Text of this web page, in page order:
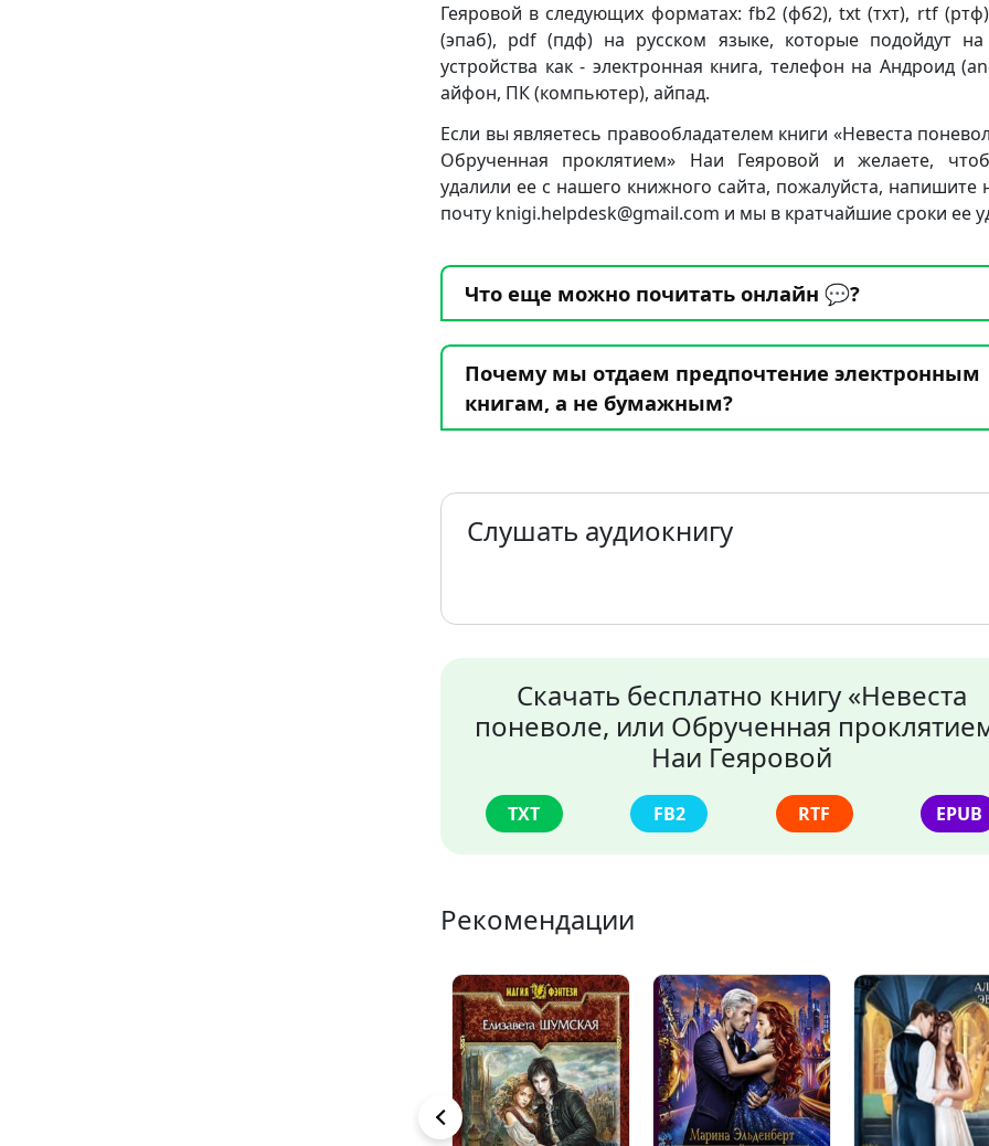
Геяровой в следующих форматах: fb2 (фб2), txt (тхт), rtf
(эпаб), pdf (пдф) на русском языке, которые подойдут на
устройства как - электронная книга, телефон на Андроид
айфон, ПК (компьютер), айпад.
Если вы являетесь правообладателем книги «Невеста
Обрученная проклятием» Наи Геяровой и желаете,
удалили ее с нашего книжного сайта, пожалуйста, напишите
почту knigi.helpdesk@gmail.com и мы в кратчайшие сроки ее
Что еще можно почитать онлайн 💬?
Почему мы отдаем предпочтение электронным
книгам, а не бумажным?
Слушать аудиокнигу
Скачать бесплатно книгу «Невеста
поневоле, или Обрученная
Наи Геяровой
TXT FB2 RTF EPUB
Рекомендации